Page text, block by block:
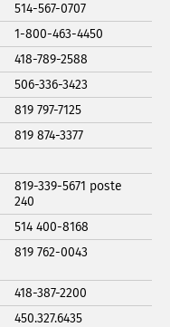
514-567-0707
1-800-463-4450
418-789-2588
506-336-3423
819 797-7125
819 874-3377
819-339-5671 poste
240
514 400-8168
819 762-0043
418-387-2200
450.327.6435